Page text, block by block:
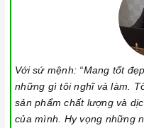
Với sứ mệnh: “Mang tốt
những gì tôi nghĩ và làm.
sản phẩm chất lượng và
của mình. Hy vọng những